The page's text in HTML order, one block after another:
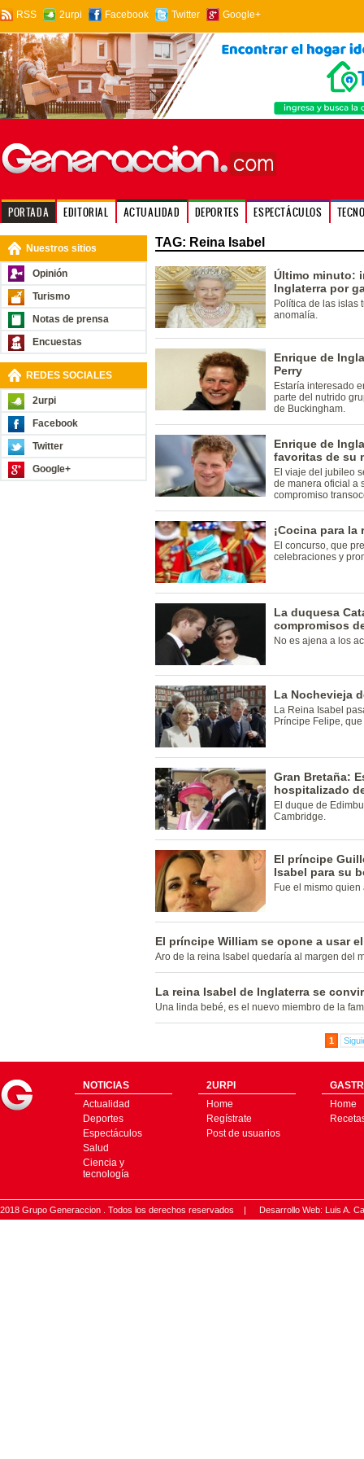
RSS 2urpi Facebook Twitter Google+
PORTADA EDITORIAL ACTUALIDAD DEPORTES ESPECTÁCULOS
Nuestros sitios
Opinión
Turismo
Notas de prensa
Encuestas
REDES SOCIALES
2urpi
Facebook
Twitter
Google+
TAG: Reina Isabel
Último minuto:
Inglaterra por
Política de las islas
anomalía.
Enrique de
Perry
Estaría interesado
parte del nutrido
de Buckingham.
Enrique de
favoritas de su
El viaje del jubileo
de manera oficial a
compromiso
¡Cocina para la
El concurso, que
celebraciones y
La duquesa
compromisos
No es ajena a los
La Nochevieja
La Reina Isabel
Príncipe Felipe,
Gran Bretaña:
hospitalizado
El duque de
Cambridge.
El príncipe
Isabel para su
Fue el mismo
El príncipe William se opone a usar
Aro de la reina Isabel quedaría al margen del
La reina Isabel de Inglaterra se
Una linda bebé, es el nuevo miembro de la
1
NOTICIAS
Actualidad
Deportes
Espectáculos
Salud
Ciencia y
tecnología
2URPI
Home
Regístrate
Post de usuarios
Home
2018 Grupo Generaccion . Todos los derechos reservados | Desarrollo Web: Luis